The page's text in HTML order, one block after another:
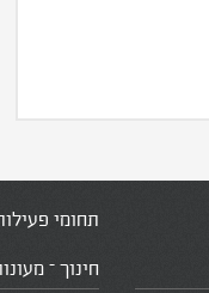
תחומי
חינוך –